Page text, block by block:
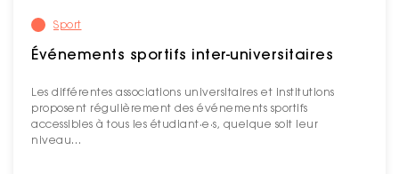
Sport
Événements sportifs inter-universitaires
Les différentes associations universitaires et institutions
proposent régulièrement des événements sportifs
accessibles à tous les étudiant·e·s, quelque soit leur
niveau…